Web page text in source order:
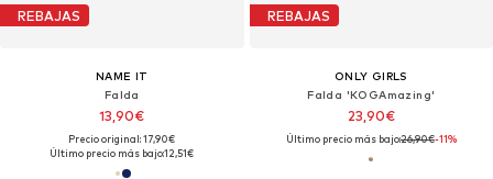
REBAJAS
NAME IT
Falda
13,90€
Precio original: 17,90€
Último precio más bajo:12,51€
REBAJAS
ONLY GIRLS
Falda 'KOGAmazing'
23,90€
Último precio más bajo:26,90€-11%